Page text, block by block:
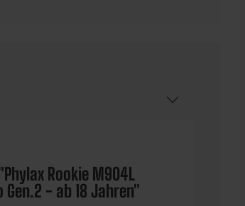
Rookie M904L
- ab 18 Jahren"